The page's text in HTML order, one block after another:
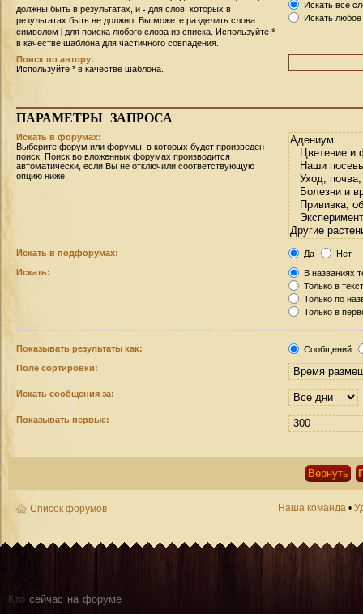
должны быть в результатах, и - для слов, которых в
результатах быть не должно. Вы можете разделить слова
символом | для поиска любого слова из списка. Используйте *
в качестве шаблона для частичного совпадения.
Искать все
Искать
Поиск по автору:
Используйте * в качестве шаблона.
ПАРАМЕТРЫ ЗАПРОСА
Искать в форумах:
Выберите форум или форумы, в которых будет произведен
поиск. Поиск во вложенных форумах производится
автоматически, если Вы не отключили соответствующую
опцию ниже.
Искать в подфорумах: Да
Нет
Искать:
В названиях
Только в
Только по
Только в
Показывать результаты как:
Сообщений
Поле сортировки:
Искать сообщения за:
Показывать первые:
Список форумов Наша команда •
Кто сейчас на форуме